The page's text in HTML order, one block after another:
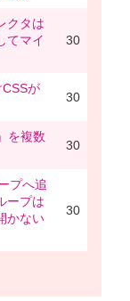
クタは
てマイ
30
が
30
を複数
30
プへ追
ープは
かない
30